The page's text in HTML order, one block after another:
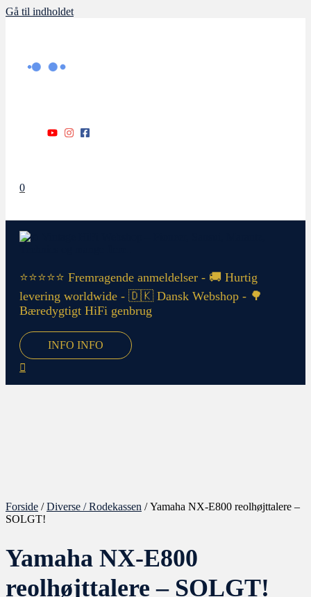
Gå til indholdet
0
⭐⭐⭐⭐⭐ Fremragende anmeldelser - 🚚 Hurtig
levering worldwide - 🇩🇰 Dansk Webshop - 🌳
Bæredygtigt HiFi genbrug
INFO INFO
Forside /Diverse / Rodekassen / Yamaha NX-E800 reolhøjttalere –
SOLGT!
Yamaha NX-E800
reolhøjttalere – SOLGT!